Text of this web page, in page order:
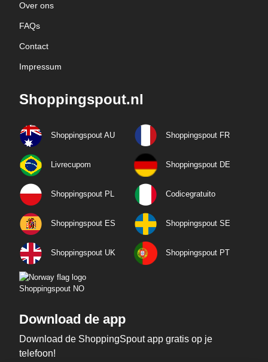
Over ons
FAQs
Contact
Impressum
Shoppingspout.nl
Shoppingspout AU Shoppingspout FR
Livrecupom Shoppingspout DE
Shoppingspout PL Codicegratuito
Shoppingspout ES Shoppingspout SE
Shoppingspout UK Shoppingspout PT
Shoppingspout NO
Download de app
Download de ShoppingSpout app gratis op je
telefoon!